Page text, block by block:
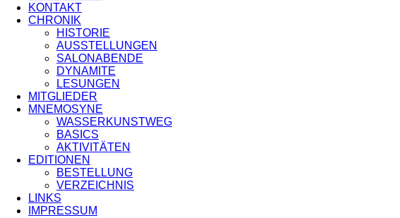
KONTAKT
CHRONIK
HISTORIE
AUSSTELLUNGEN
SALONABENDE
DYNAMITE
LESUNGEN
MITGLIEDER
MNEMOSYNE
WASSERKUNSTWEG
BASICS
AKTIVITÄTEN
EDITIONEN
BESTELLUNG
VERZEICHNIS
LINKS
IMPRESSUM